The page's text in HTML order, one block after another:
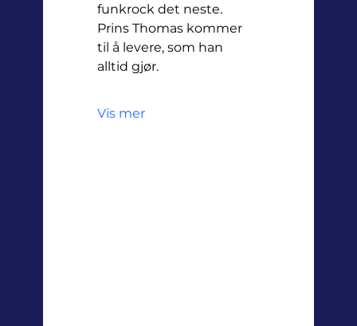
funkrock det neste.
Prins Thomas kommer
til å levere, som han
alltid gjør.
Vis mer